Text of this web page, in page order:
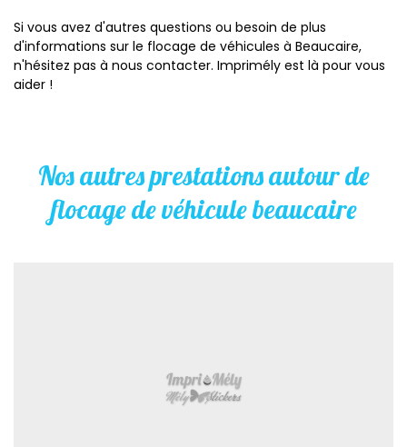
Si vous avez d'autres questions ou besoin de plus
d'informations sur le flocage de véhicules à Beaucaire,
n'hésitez pas à nous contacter. Imprimély est là pour vous
aider !
Nos autres prestations autour de
flocage de véhicule beaucaire